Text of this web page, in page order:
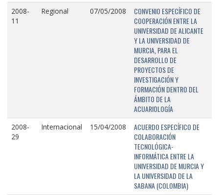
2008-
11
Regional 07/05/2008
CONVENIO ESPECÍFICO DE
COOPERACIÓN ENTRE LA
UNIVERSIDAD DE ALICANTE
Y LA UNIVERSIDAD DE
MURCIA, PARA EL
DESARROLLO DE
PROYECTOS DE
INVESTIGACIÓN Y
FORMACIÓN DENTRO DEL
ÁMBITO DE LA
ACUARIOLOGÍA
2008-
29
Internacional 15/04/2008
ACUERDO ESPECÍFICO DE
COLABORACIÓN
TECNOLÓGICA-
INFORMÁTICA ENTRE LA
UNIVERSIDAD DE MURCIA Y
LA UNIVERSIDAD DE LA
SABANA (COLOMBIA)